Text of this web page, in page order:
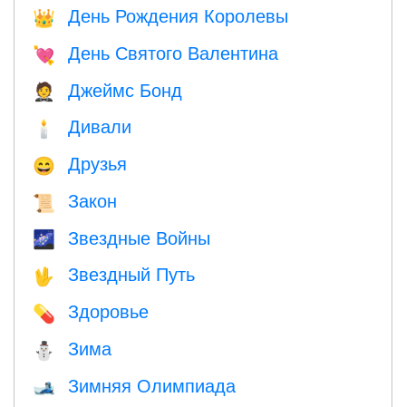
👑 День Рождения Королевы
💘 День Святого Валентина
🤵 Джеймс Бонд
🕯 Дивали
😄 Друзья
📜 Закон
🌌 Звездные Войны
🖖 Звездный Путь
💊 Здоровье
⛄ Зима
🎿 Зимняя Олимпиада